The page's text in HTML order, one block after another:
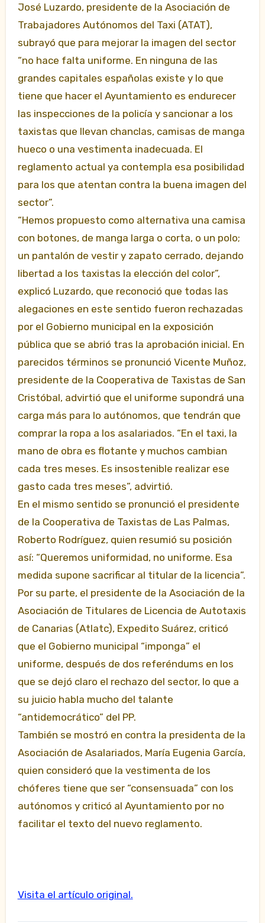
José Luzardo, presidente de la Asociación de
Trabajadores Autónomos del Taxi (ATAT),
subrayó que para mejorar la imagen del sector
“no hace falta uniforme. En ninguna de las
grandes capitales españolas existe y lo que
tiene que hacer el Ayuntamiento es endurecer
las inspecciones de la policía y sancionar a los
taxistas que llevan chanclas, camisas de manga
hueco o una vestimenta inadecuada. El
reglamento actual ya contempla esa posibilidad
para los que atentan contra la buena imagen del
sector”.
“Hemos propuesto como alternativa una camisa
con botones, de manga larga o corta, o un polo;
un pantalón de vestir y zapato cerrado, dejando
libertad a los taxistas la elección del color”,
explicó Luzardo, que reconoció que todas las
alegaciones en este sentido fueron rechazadas
por el Gobierno municipal en la exposición
pública que se abrió tras la aprobación inicial. En
parecidos términos se pronunció Vicente Muñoz,
presidente de la Cooperativa de Taxistas de San
Cristóbal, advirtió que el uniforme supondrá una
carga más para lo autónomos, que tendrán que
comprar la ropa a los asalariados. “En el taxi, la
mano de obra es flotante y muchos cambian
cada tres meses. Es insostenible realizar ese
gasto cada tres meses”, advirtió.
En el mismo sentido se pronunció el presidente
de la Cooperativa de Taxistas de Las Palmas,
Roberto Rodríguez, quien resumió su posición
así: “Queremos uniformidad, no uniforme. Esa
medida supone sacrificar al titular de la licencia”.
Por su parte, el presidente de la Asociación de la
Asociación de Titulares de Licencia de Autotaxis
de Canarias (Atlatc), Expedito Suárez, criticó
que el Gobierno municipal “imponga” el
uniforme, después de dos referéndums en los
que se dejó claro el rechazo del sector, lo que a
su juicio habla mucho del talante
“antidemocrático” del PP.
También se mostró en contra la presidenta de la
Asociación de Asalariados, María Eugenia García,
quien consideró que la vestimenta de los
chóferes tiene que ser “consensuada” con los
autónomos y criticó al Ayuntamiento por no
facilitar el texto del nuevo reglamento.
Visita el artículo original.